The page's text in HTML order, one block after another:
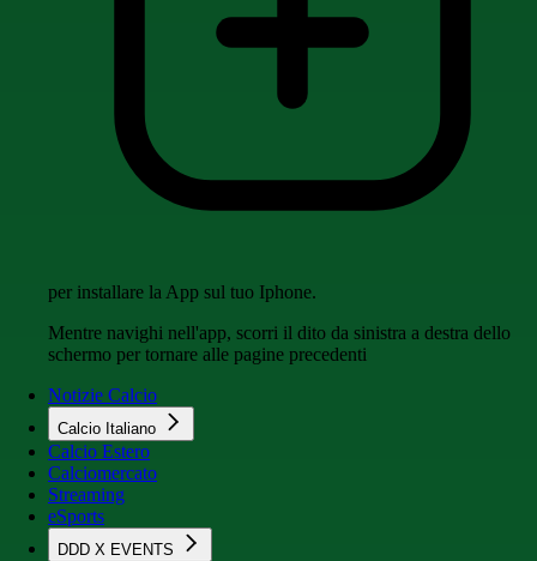
per installare la App sul tuo Iphone.
Mentre navighi nell'app, scorri il dito da sinistra a destra dello
schermo per tornare alle pagine precedenti
Notizie Calcio
Calcio Italiano
Calcio Estero
Calciomercato
Streaming
eSports
DDD X EVENTS